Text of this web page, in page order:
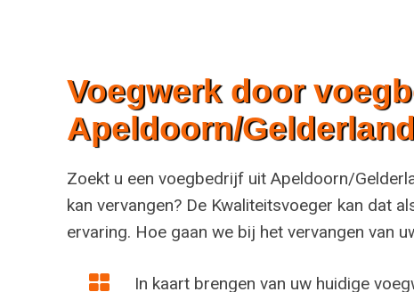
Voegwerk door
Apeldoorn/
Zoekt u een voegbedrijf uit Apeldoorn/
kan vervangen? De Kwaliteitsvoeger kan dat
ervaring. Hoe gaan we bij het vervangen van
In kaart brengen van uw huidige